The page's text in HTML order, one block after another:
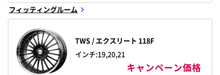
フィッティングルーム
TWS / エクスリート 118F
インチ:19,20,21
キャンペーン価格